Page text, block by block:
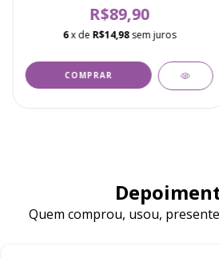
R$89,90
6x de R$14,98 sem juros
Quem comprou, usou,